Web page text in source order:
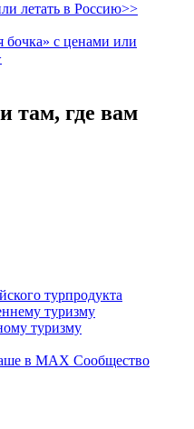
летать в Россию>>
бочка» с ценами или
там, где вам
турпродукта
туризму
туризму
в MAX Сообщество